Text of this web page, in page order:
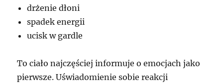
drżenie dłoni
spadek energii
ucisk w gardle
To ciało najczęściej informuje o emocjach jako
pierwsze. Uświadomienie sobie reakcji